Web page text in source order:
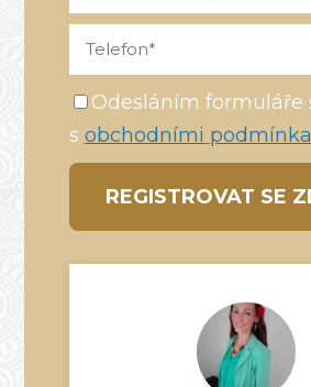
Odesláním formuláře
s obchodními
REGISTROVAT SE